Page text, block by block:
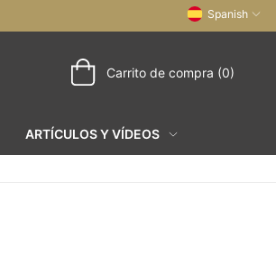
Spanish
Carrito de compra (0)
ARTÍCULOS Y VÍDEOS